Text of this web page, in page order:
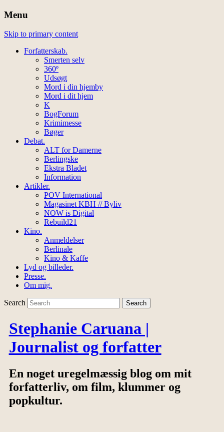
Menu
Skip to primary content
Forfatterskab.
Smerten selv
360º
Udsøgt
Mord i din hjemby
Mord i dit hjem
K
BogForum
Krimimesse
Bøger
Debat.
ALT for Damerne
Berlingske
Ekstra Bladet
Information
Artikler.
POV International
Magasinet KBH // Byliv
NOW is Digital
Rebuild21
Kino.
Anmeldelser
Berlinale
Kino & Kaffe
Lyd og billeder.
Presse.
Om mig.
Search
Stephanie Caruana |
Journalist og forfatter
En noget uregelmæssig blog om mit
forfatterliv, om film, klummer og
popkultur.